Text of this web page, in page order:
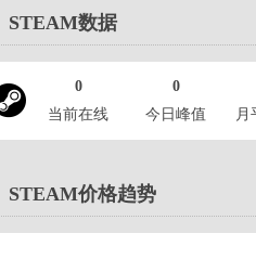
言》新场景视频
【游侠网】《匹
STEAM数据
0
当前在线
0
今日峰值
月
STEAM价格趋势